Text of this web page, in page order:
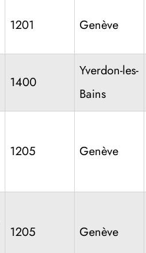
1201 Genève
1400
Yverdon-les-
Bains
1205 Genève
1205 Genève